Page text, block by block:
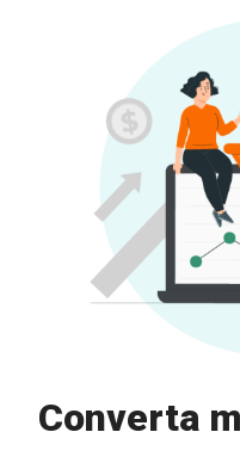
Converta